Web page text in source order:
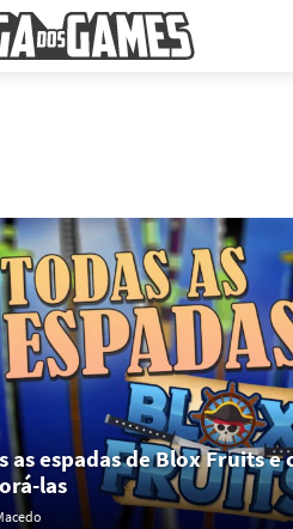
as espadas de Blox Fruits e
las